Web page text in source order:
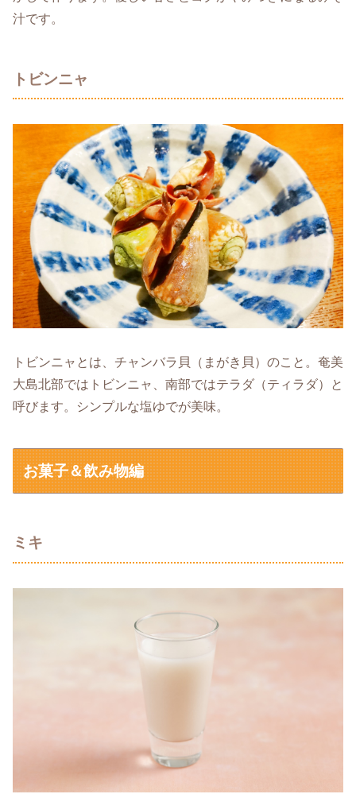
汁です。
トビンニャ
トビンニャとは、チャンバラ貝（まがき貝）のこと。奄美
大島北部ではトビンニャ、南部ではテラダ（ティラダ）と
呼びます。シンプルな塩ゆでが美味。
お菓子＆飲み物編
ミキ